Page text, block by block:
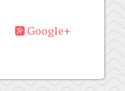
Google+